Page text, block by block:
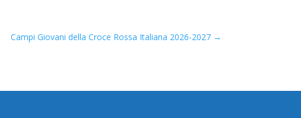
Campi Giovani della Croce Rossa Italiana 2026-2027→